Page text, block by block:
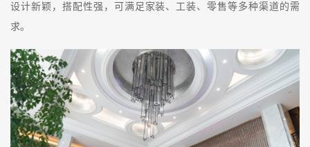
设计新颖，搭配性强，可满足 家装、工装、零售等多种渠道的需
求。